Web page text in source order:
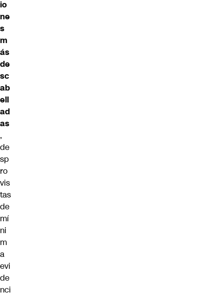
io
ne
s
m
ás
de
sc
ab
ell
ad
as
,
de
sp
ro
vis
tas
de
mí
ni
m
a
evi
de
nci